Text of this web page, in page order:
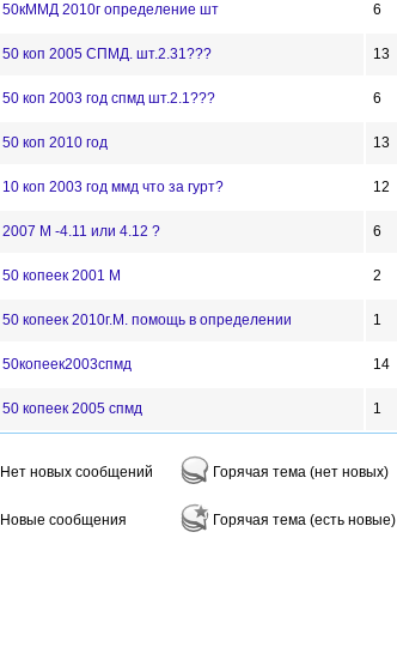
50кММД 2010г определение шт 6
50 коп 2005 СПМД. шт.2.31??? 13
50 коп 2003 год спмд шт.2.1??? 6
50 коп 2010 год 13
10 коп 2003 год ммд что за гурт? 12
2007 М -4.11 или 4.12 ? 6
50 копеек 2001 М 2
50 копеек 2010г.М. помощь в определении 1
50копеек2003спмд 14
50 копеек 2005 спмд 1
Нет новых сообщений
Новые сообщения
Горячая тема (нет новых)
Горячая тема (есть новые)